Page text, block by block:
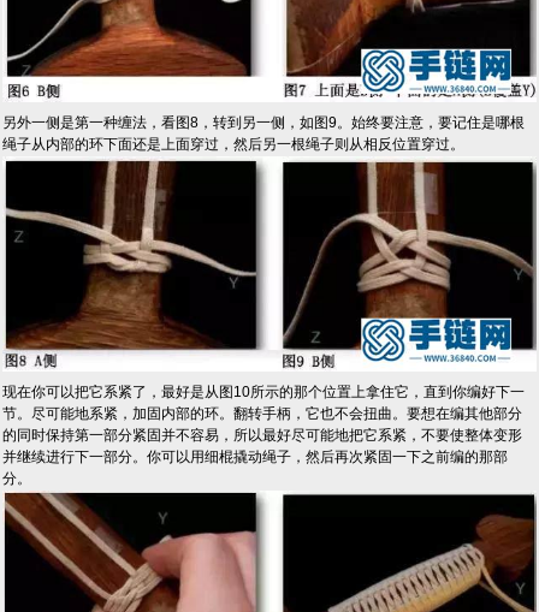
另外一侧是第一种缠法，看图8，转到另一侧，如图9。始终要注意，要记住是哪根
绳子从内部的环下面还是上面穿过，然后另一根绳子则从相反位置穿过。
现在你可以把它系紧了，最好是从图10所示的那个位置上拿住它，直到你编好下一
节。尽可能地系紧，加固内部的环。翻转手柄，它也不会扭曲。要想在编其他部分
的同时保持第一部分紧固并不容易，所以最好尽可能地把它系紧，不要使整体变形
并继续进行下一部分。你可以用细棍撬动绳子，然后再次紧固一下之前编的那部
分。